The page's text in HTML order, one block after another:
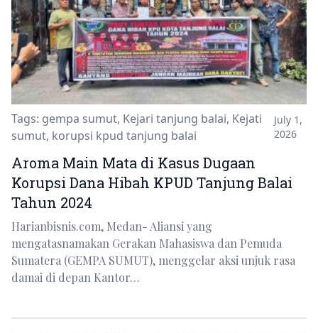
Tags: gempa sumut, Kejari tanjung balai, Kejati
sumut, korupsi kpud tanjung balai
July 1,
2026
Aroma Main Mata di Kasus Dugaan
Korupsi Dana Hibah KPUD Tanjung Balai
Tahun 2024
Harianbisnis.com, Medan- Aliansi yang
mengatasnamakan Gerakan Mahasiswa dan Pemuda
Sumatera (GEMPA SUMUT), menggelar aksi unjuk rasa
damai di depan Kantor…